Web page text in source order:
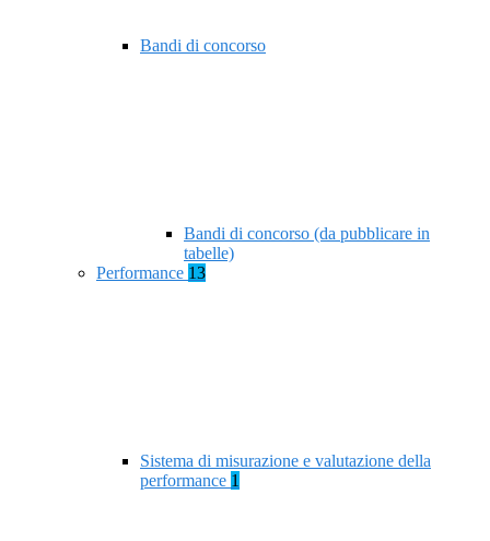
Bandi di concorso
Bandi di concorso (da pubblicare in
tabelle)
Performance 13
Sistema di misurazione e valutazione della
performance 1